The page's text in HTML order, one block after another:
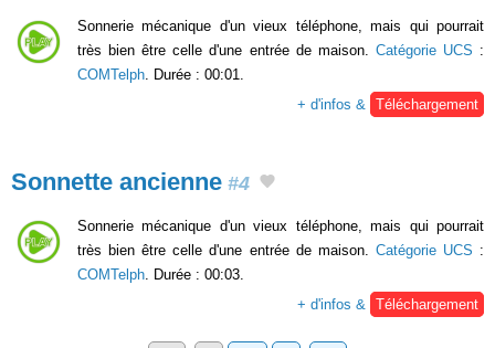
Sonnerie mécanique d'un vieux téléphone, mais qui pourrait
très bien être celle d'une entrée de maison. Catégorie UCS :
COMTelph . Durée : 00:01.
+ d'infos &
Téléchargement
Sonnette ancienne #4
Sonnerie mécanique d'un vieux téléphone, mais qui pourrait
très bien être celle d'une entrée de maison. Catégorie UCS :
COMTelph. Durée : 00:03.
+ d'infos & Téléchargement